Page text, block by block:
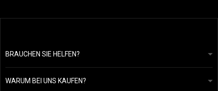
BRAUCHEN SIE HELFEN?
info@mapeja.de
Wir werden innerhalb von 24 Stunden antworten.
WARUM BEI UNS KAUFEN?
Allgemeine geschäftsbedingungen
Datenschutzerklärung
Unsere Geschichte